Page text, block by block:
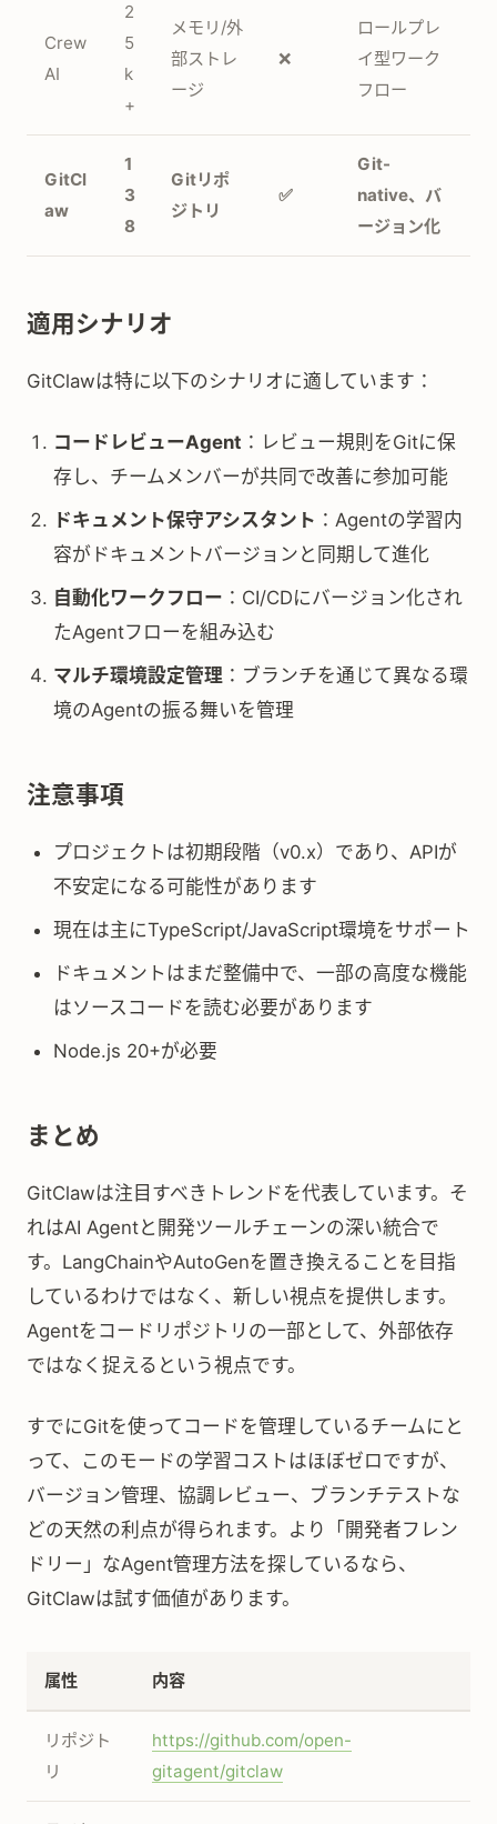
Crew
AI
2
5
k
+
メモリ/外
部ストレ
ージ
❌
ロールプレ
イ型ワーク
フロー
GitCl
aw
1
3
8
Gitリポ
ジトリ
✅
Git-
native、バ
ージョン化
適用シナリオ
GitClawは特に以下のシナリオに適しています：
コードレビューAgent ：レビュー規則をGitに保
存し、チームメンバーが共同で改善に参加可能
ドキュメント保守アシスタント ：Agentの学習内
容がドキュメントバージョンと同期して進化
自動化ワークフロー ：CI/CDにバージョン化され
たAgentフローを組み込む
マルチ環境設定管理 ：ブランチを通じて異なる環
境のAgentの振る舞いを管理
注意事項
プロジェクトは初期段階（v0.x）であり、APIが
不安定になる可能性があります
現在は主にTypeScript/JavaScript環境をサポート
ドキュメントはまだ整備中で、一部の高度な機能
はソースコードを読む必要があります
Node.js 20+が必要
まとめ
GitClawは注目すべきトレンドを代表しています。そ
れはAI Agentと開発ツールチェーンの深い統合で
す。LangChainやAutoGenを置き換えることを目指
しているわけではなく、新しい視点を提供します。
Agentをコードリポジトリの一部として、外部依存
ではなく捉えるという視点です。
すでにGitを使ってコードを管理しているチームにと
って、このモードの学習コストはほぼゼロですが、
バージョン管理、協調レビュー、ブランチテストな
どの天然の利点が得られます。より「開発者フレン
ドリー」なAgent管理方法を探しているなら、
GitClawは試す価値があります。
属性 内容
リポジト
リ
https://github.com/open-
gitagent/gitclaw